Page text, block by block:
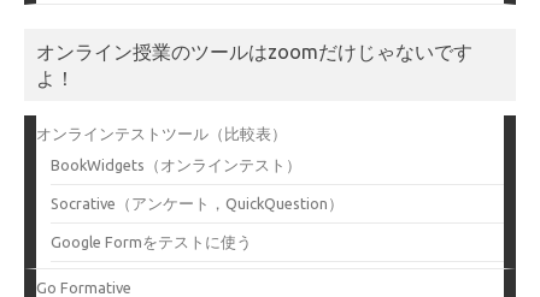
オンライン授業のツールはzoomだけじゃないです
よ！
オンラインテストツール（比較表）
BookWidgets（オンラインテスト）
Socrative（アンケート，QuickQuestion）
Google Formをテストに使う
Go Formative